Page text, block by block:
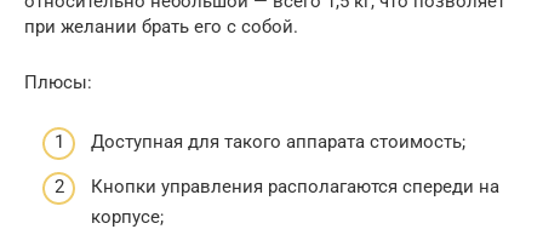
при желании брать его с собой.
Плюсы:
Доступная для такого аппарата стоимость;
Кнопки управления располагаются спереди на
корпусе;